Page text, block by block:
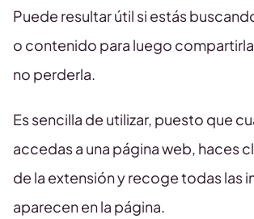
Puede resultar útil si estás
o contenido para luego
no perderla.
Es sencilla de utilizar, puesto que
accedas a una página web, haces
de la extensión y recoge todas las
aparecen en la página.